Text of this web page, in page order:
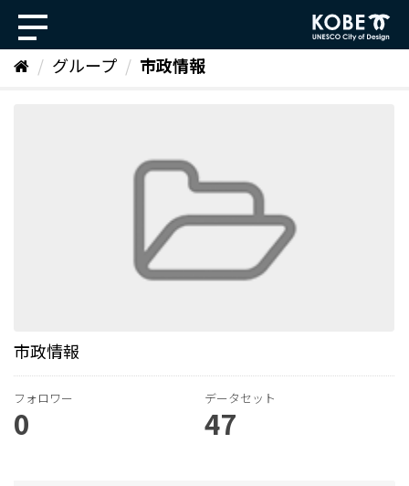
ッ
グループ 市政情報
市政情報
フォロワー
0
データセット
47